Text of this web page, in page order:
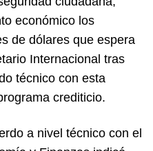
económico los
de dólares que espera
Internacional tras
técnico con esta
crediticio.
a nivel técnico con el